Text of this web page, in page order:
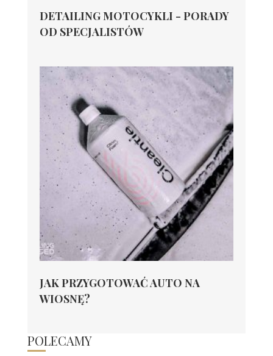
DETAILING MOTOCYKLI - PORADY
OD SPECJALISTÓW
JAK PRZYGOTOWAĆ AUTO NA
WIOSNĘ?
POLECAMY